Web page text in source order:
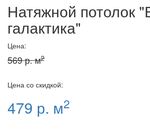
Натяжной потолок
галактика"
Цена:
569 р. м2
Цена со скидкой:
479 р. м2